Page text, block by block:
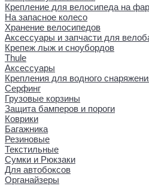
Крепление для велосипеда на
На запасное колесо
Хранение велосипедов
Аксессуары и запчасти для
Крепеж лыж и сноубордов
Thule
Аксессуары
Крепления для водного
Серфинг
Грузовые корзины
Защита бамперов и пороги
Коврики
Багажника
Резиновые
Текстильные
Сумки и Рюкзаки
Для автобоксов
Органайзеры